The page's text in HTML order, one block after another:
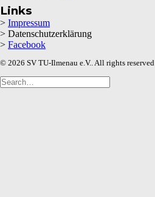
Links
> Impressum
> Datenschutzerklärung
> Facebook
© 2026 SV TU-Ilmenau e.V.. All rights reserved